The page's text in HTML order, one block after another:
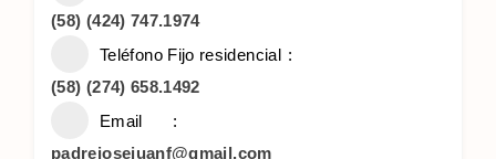
(58) (424) 747.1974
Teléfono Fijo residencial
(58) (274) 658.1492
Email
padrejosejuanf@gmail.com